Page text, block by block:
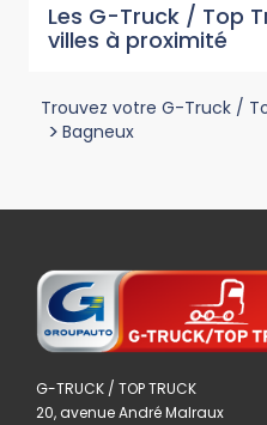
Les G-Truck / Top
villes à proximité
Trouvez votre G-Truck /
> Bagneux
G-TRUCK / TOP TRUCK
20, avenue André Malraux